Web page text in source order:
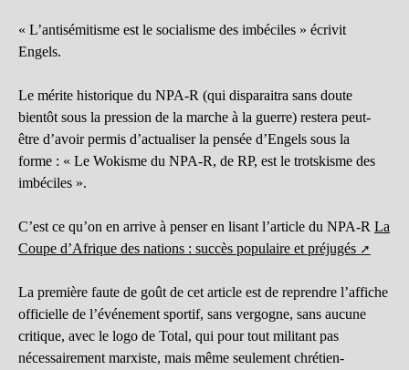
« L’antisémitisme est le socialisme des imbéciles » écrivit
Engels.
Le mérite historique du NPA-R (qui disparaitra sans doute
bientôt sous la pression de la marche à la guerre) restera peut-
être d’avoir permis d’actualiser la pensée d’Engels sous la
forme : « Le Wokisme du NPA-R, de RP, est le trotskisme des
imbéciles ».
C’est ce qu’on en arrive à penser en lisant l’article du NPA-R La
Coupe d’Afrique des nations : succès populaire et préjugés
La première faute de goût de cet article est de reprendre l’affiche
officielle de l’événement sportif, sans vergogne, sans aucune
critique, avec le logo de Total, qui pour tout militant pas
nécessairement marxiste, mais même seulement chrétien-